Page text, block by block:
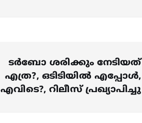
ടര്‍ബോ ശരിക്കും നേടിയത്
എത്ര?, ഒടിടിയില്‍ എപ്പോള്‍,
എവിടെ?, റിലീസ് പ്രഖ്യാപിച്ചു